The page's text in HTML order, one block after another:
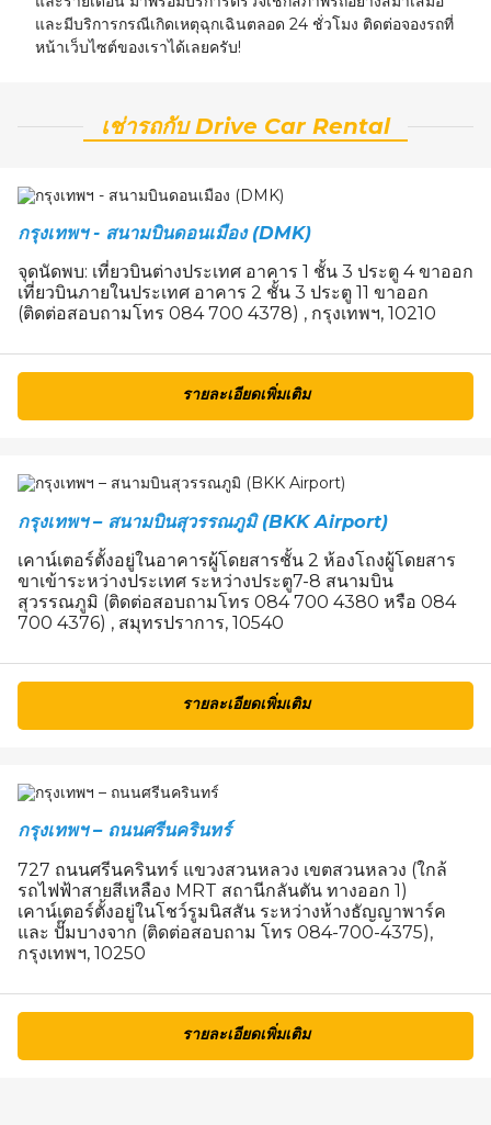
และมีบริการกรณีเกิดเหตุฉุกเฉินตลอด 24 ชั่วโมง ติดต่อจองรถที่
หน้าเว็บไซต์ของเราได้เลยครับ!
เช่ารถกับ Drive Car Rental
กรุงเทพฯ - สนามบินดอนเมือง (DMK)
จุดนัดพบ: เที่ยวบินต่างประเทศ อาคาร 1 ชั้น 3 ประตู 4 ขาออก
เที่ยวบินภายในประเทศ อาคาร 2 ชั้น 3 ประตู 11 ขาออก
(ติดต่อสอบถามโทร 084 700 4378) , กรุงเทพฯ, 10210
รายละเอียดเพิ่มเติม
กรุงเทพฯ – สนามบินสุวรรณภูมิ (BKK Airport)
เคาน์เตอร์ตั้งอยู่ในอาคารผู้โดยสารชั้น 2 ห้องโถงผู้โดยสาร
ขาเข้าระหว่างประเทศ ระหว่างประตู7-8 สนามบิน
สุวรรณภูมิ (ติดต่อสอบถามโทร 084 700 4380 หรือ 084
700 4376) , สมุทรปราการ, 10540
รายละเอียดเพิ่มเติม
กรุงเทพฯ – ถนนศรีนครินทร์
727 ถนนศรีนครินทร์ แขวงสวนหลวง เขตสวนหลวง (ใกล้
รถไฟฟ้าสายสีเหลือง MRT สถานีกลันตัน ทางออก 1)
เคาน์เตอร์ตั้งอยู่ในโชว์รูมนิสสัน ระหว่างห้างธัญญาพาร์ค
และ ปั๊มบางจาก (ติดต่อสอบถาม โทร 084-700-4375),
กรุงเทพฯ, 10250
รายละเอียดเพิ่มเติม